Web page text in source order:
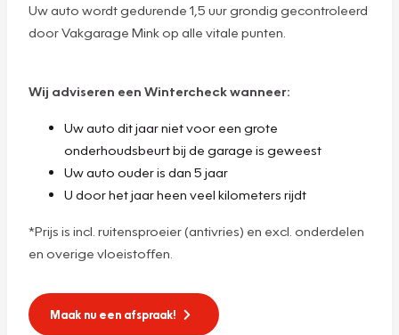
Uw auto wordt gedurende 1,5 uur grondig gecontroleerd
door Vakgarage Mink op alle vitale punten.
Wij adviseren een Wintercheck wanneer:
Uw auto dit jaar niet voor een grote
onderhoudsbeurt bij de garage is geweest
Uw auto ouder is dan 5 jaar
U door het jaar heen veel kilometers rijdt
*Prijs is incl. ruitensproeier (antivries) en excl. onderdelen
en overige vloeistoffen.
Maak nu een afspraak!